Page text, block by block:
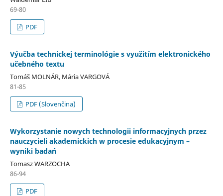
69-80
PDF
Výučba technickej terminológie s využitím elektronického
učebného textu
Tomáš MOLNÁR, Mária VARGOVÁ
81-85
PDF (Slovenčina)
Wykorzystanie nowych technologii informacyjnych przez
nauczycieli akademickich w procesie edukacyjnym –
wyniki badań
Tomasz WARZOCHA
86-94
PDF